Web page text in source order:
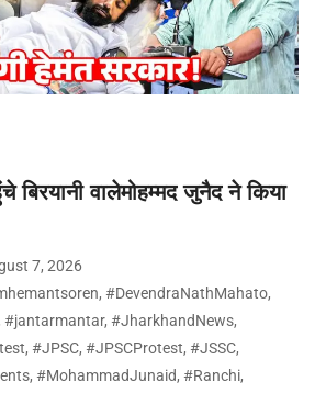
बिरयानी वालेमोहम्मद जुनैद ने किया
7, 2026
, #DevendraNathMahato,
#jantarmantar, #JharkhandNews,
, #JPSC, #JPSCProtest, #JSSC,
, #MohammadJunaid, #Ranchi,